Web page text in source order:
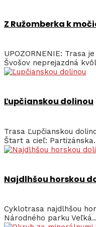
Z Ružomberka k
UPOZORNENIE: Trasa
Švošov neprejazdná
Ľupčianskou dolinou
Trasa Ľupčianskou
Štart a cieľ:
Najdlhšou horskou
Cyklotrasa najdlhšou
Národného parku